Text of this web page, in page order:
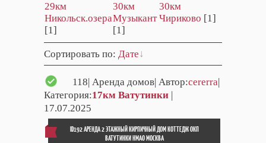
29км
Никольск.озера
[1]
30км
Музыкант
[1]
30км
Чириково [1]
Сортировать по: Дате
118| Аренда домов| Автор:cererra|
Категория:17км Ватутинки |
17.07.2025
ID192 АРЕНДА 2 ЭТАЖНЫЙ КИРПИЧНЫЙ ДОМ КОТТЕДЖ ОКП
ВАТУТИНКИ НМАО МОСКВА